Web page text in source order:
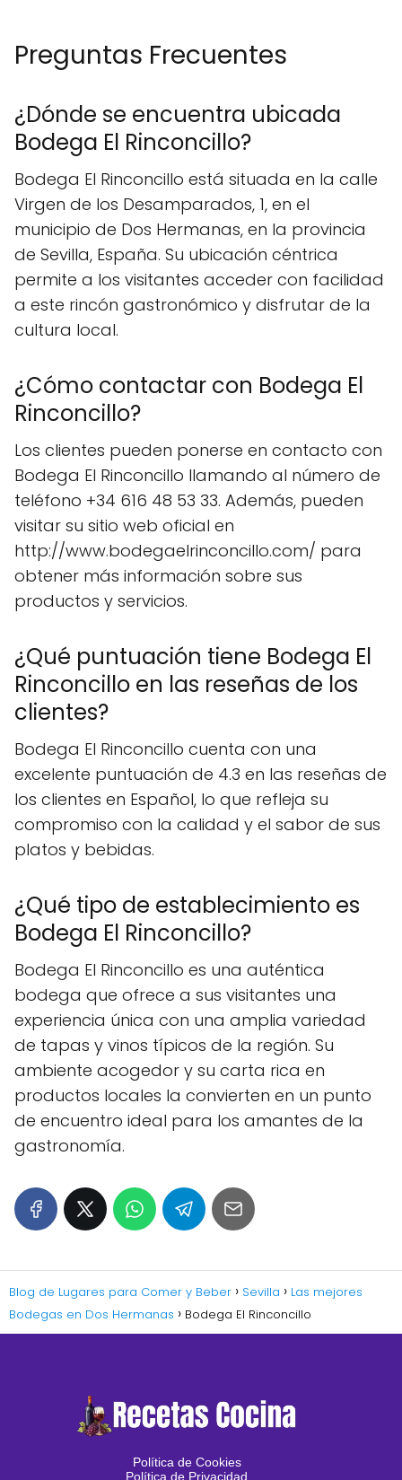
Preguntas Frecuentes
¿Dónde se encuentra ubicada
Bodega El Rinconcillo?
Bodega El Rinconcillo está situada en la calle
Virgen de los Desamparados, 1, en el
municipio de Dos Hermanas, en la provincia
de Sevilla, España. Su ubicación céntrica
permite a los visitantes acceder con facilidad
a este rincón gastronómico y disfrutar de la
cultura local.
¿Cómo contactar con Bodega El
Rinconcillo?
Los clientes pueden ponerse en contacto con
Bodega El Rinconcillo llamando al número de
teléfono +34 616 48 53 33. Además, pueden
visitar su sitio web oficial en
http://www.bodegaelrinconcillo.com/ para
obtener más información sobre sus
productos y servicios.
¿Qué puntuación tiene Bodega El
Rinconcillo en las reseñas de los
clientes?
Bodega El Rinconcillo cuenta con una
excelente puntuación de 4.3 en las reseñas de
los clientes en Español, lo que refleja su
compromiso con la calidad y el sabor de sus
platos y bebidas.
¿Qué tipo de establecimiento es
Bodega El Rinconcillo?
Bodega El Rinconcillo es una auténtica
bodega que ofrece a sus visitantes una
experiencia única con una amplia variedad
de tapas y vinos típicos de la región. Su
ambiente acogedor y su carta rica en
productos locales la convierten en un punto
de encuentro ideal para los amantes de la
gastronomía.
Blog de Lugares para Comer y Beber Sevilla
Las mejores
Bodegas en Dos Hermanas
Bodega El Rinconcillo
Política de Cookies
Política de Privacidad